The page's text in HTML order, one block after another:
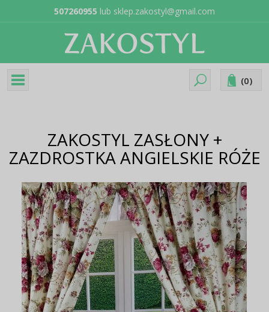
507260955 lub sklep.zakostyl@gmail.com
(0)
ZAKOSTYL ZASŁONY +
ZAZDROSTKA ANGIELSKIE RÓŻE